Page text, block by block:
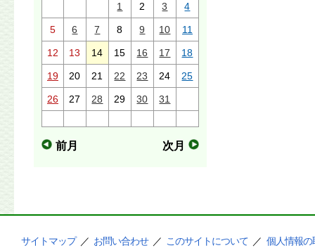
1
2 3 4
5 6 7 8 9 10 11
12 13 14 15 16 17 18
19 20 21 22 23 24 25
26 27 28 29 30 31
前月 次月
サイトマップ ／ お問い合わせ ／ このサイトについて ／ 個人情報の